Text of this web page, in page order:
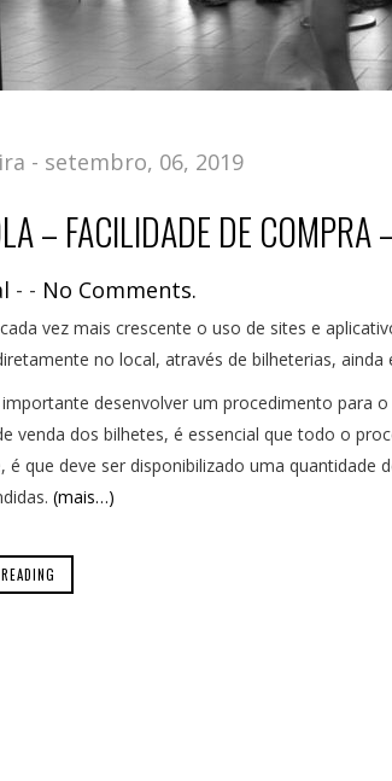
- setembro, 06, 2019
– FACILIDADE DE COMPRA
- - No Comments.
vez mais crescente o uso de sites e
no local, através de bilheterias, ainda
desenvolver um procedimento para
venda dos bilhetes, é essencial que todo o
é que deve ser disponibilizado uma quantidade
(mais…)